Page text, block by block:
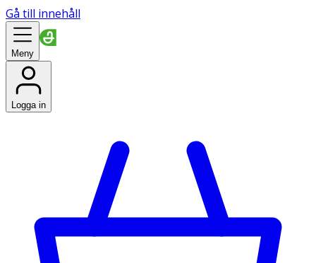
Gå till innehåll
Meny
Logga in